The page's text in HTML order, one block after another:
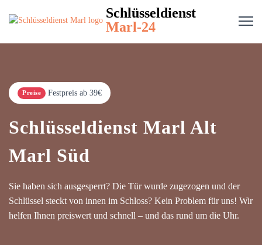
Schlüsseldienst
Marl-24
Preise Festpreis ab 39€
Schlüsseldienst Marl Alt
Marl Süd
Sie haben sich ausgesperrt? Die Tür wurde zugezogen und der
Schlüssel steckt von innen im Schloss? Kein Problem für uns! Wir
helfen Ihnen preiswert und schnell – und das rund um die Uhr.